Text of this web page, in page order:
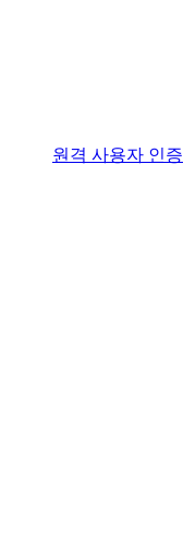
원격 사용자 인증